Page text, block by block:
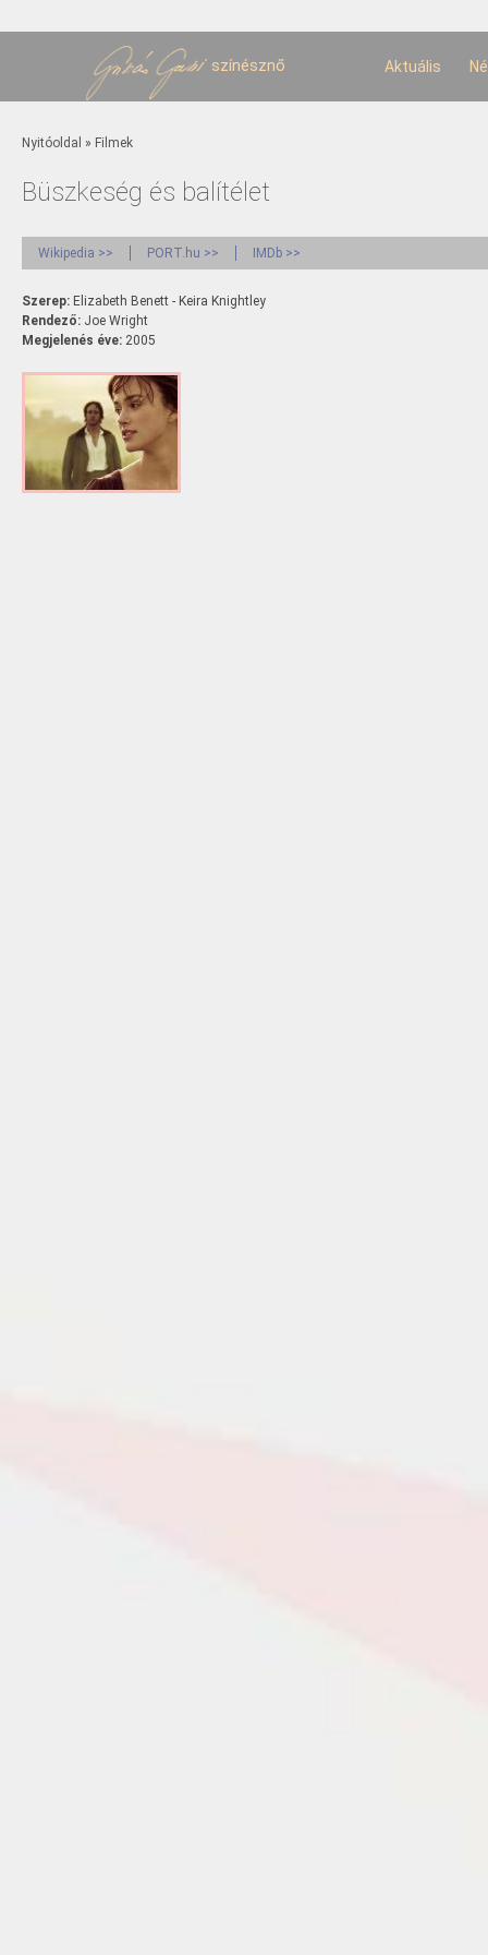
színésznő Aktuális
Jelenlegi hely
Nyitóoldal » Filmek
Büszkeség és balítélet
Wikipedia >> PORT.hu >> IMDb >>
Szerep: Elizabeth Benett - Keira Knightley
Rendező: Joe Wright
Megjelenés éve: 2005